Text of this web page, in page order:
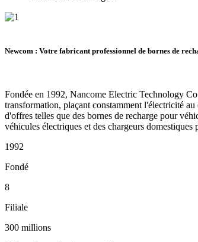
Newcom : Votre fabricant professionnel de bornes de
Fondée en 1992, Nancome Electric Technology
transformation, plaçant constamment l'électricité
d'offres telles que des bornes de recharge pour
véhicules électriques et des chargeurs domestiques
1992
Fondé
8
Filiale
300 millions